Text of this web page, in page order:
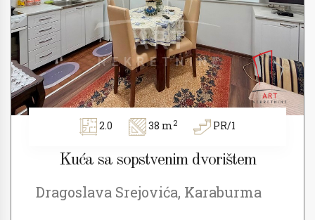
2.0 38 m2 PR/1
Kuća sa sopstvenim dvorištem
Dragoslava Srejovića, Karaburma